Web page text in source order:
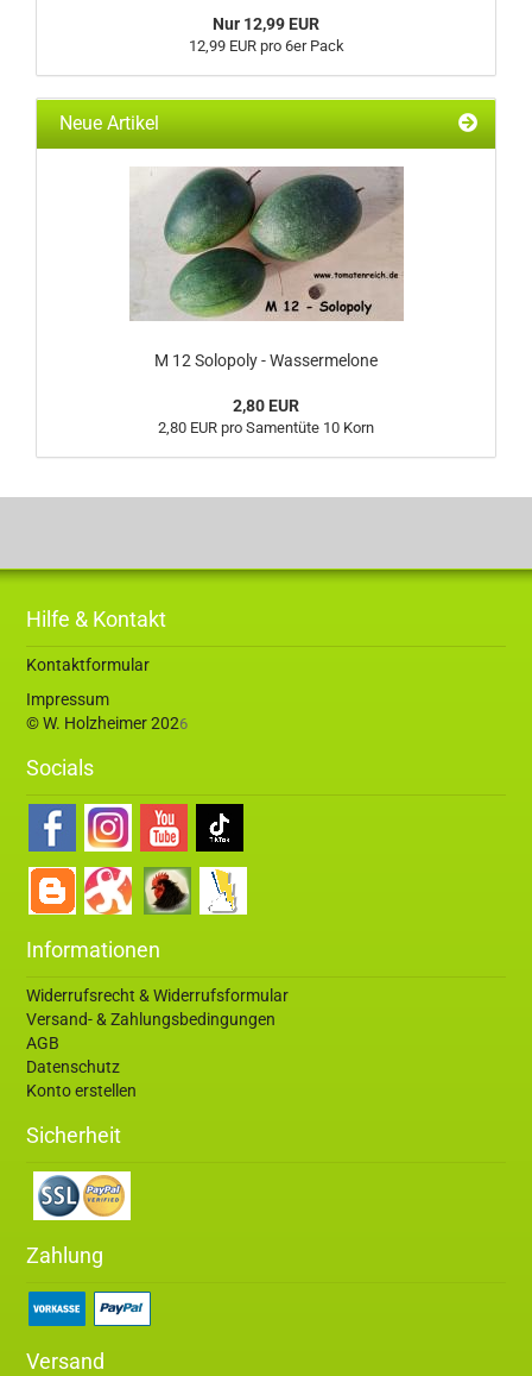
Nur 12,99 EUR
12,99 EUR pro 6er Pack
Neue Artikel
M 12 Solopoly - Wassermelone
2,80 EUR
2,80 EUR pro Samentüte 10 Korn
Hilfe & Kontakt
Kontaktformular
Impressum
© W. Holzheimer 2026
Socials
Informationen
Widerrufsrecht & Widerrufsformular
Versand- & Zahlungsbedingungen
AGB
Datenschutz
Konto erstellen
Sicherheit
Zahlung
Versand